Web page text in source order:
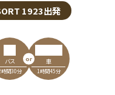
1923出発
バス
時間30分
車
1時間45分